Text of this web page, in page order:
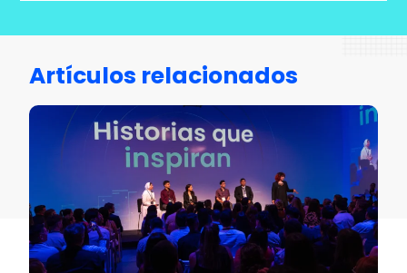
Artículos relacionados